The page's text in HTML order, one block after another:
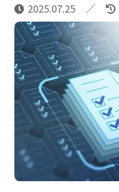
2025.07.25